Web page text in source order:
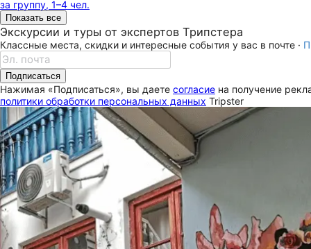
за группу, 1–4 чел.
Показать все
Экскурсии и туры от экспертов Трипстера
Классные места, скидки и интересные события у вас в почте ·
Подписаться
Нажимая «Подписаться», вы даете согласие на получение
политики обработки персональных данных Tripster